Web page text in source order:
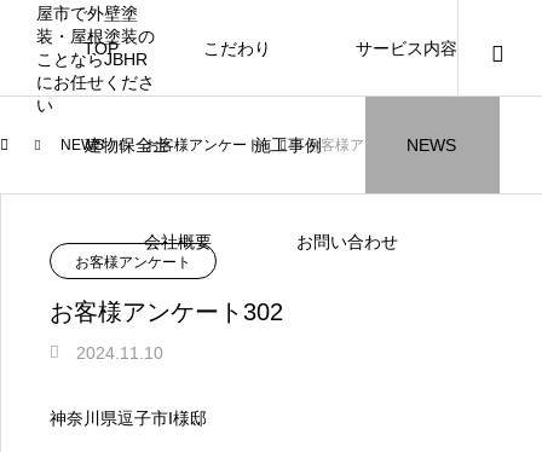
TOP こだわり サービス内容
建物保全士 施工事例 NEWS
会社概要 お問い合わせ
になります。
ニュース ブログ
NEW
NEW
NEWS お客様アンケート お客様アンケート302
お客様アンケート
お客様アンケート302
2024.11.10
神奈川県逗子市I様邸